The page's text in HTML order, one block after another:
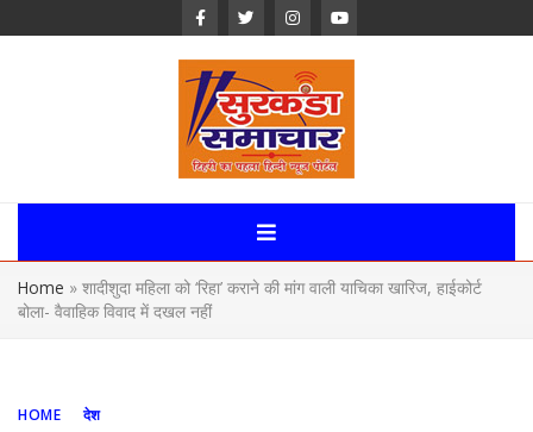
Surkanda
Samachar:
Uttarakhand,
Home » शादीशुदा महिला को ‘रिहा’ कराने की मांग वाली याचिका खारिज, हाईकोर्ट
बोला- वैवाहिक विवाद में दखल नहीं
HOME देश